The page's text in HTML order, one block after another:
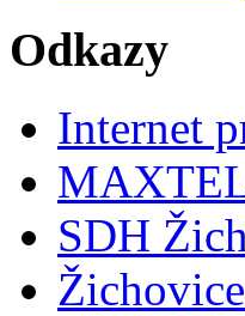
Odkazy
Internet
SDH